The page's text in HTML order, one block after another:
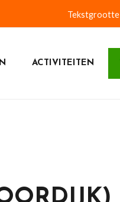
Tekstgrootte
ACTIVITEITEN